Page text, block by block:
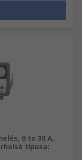
0 to 30 A,
típusa: